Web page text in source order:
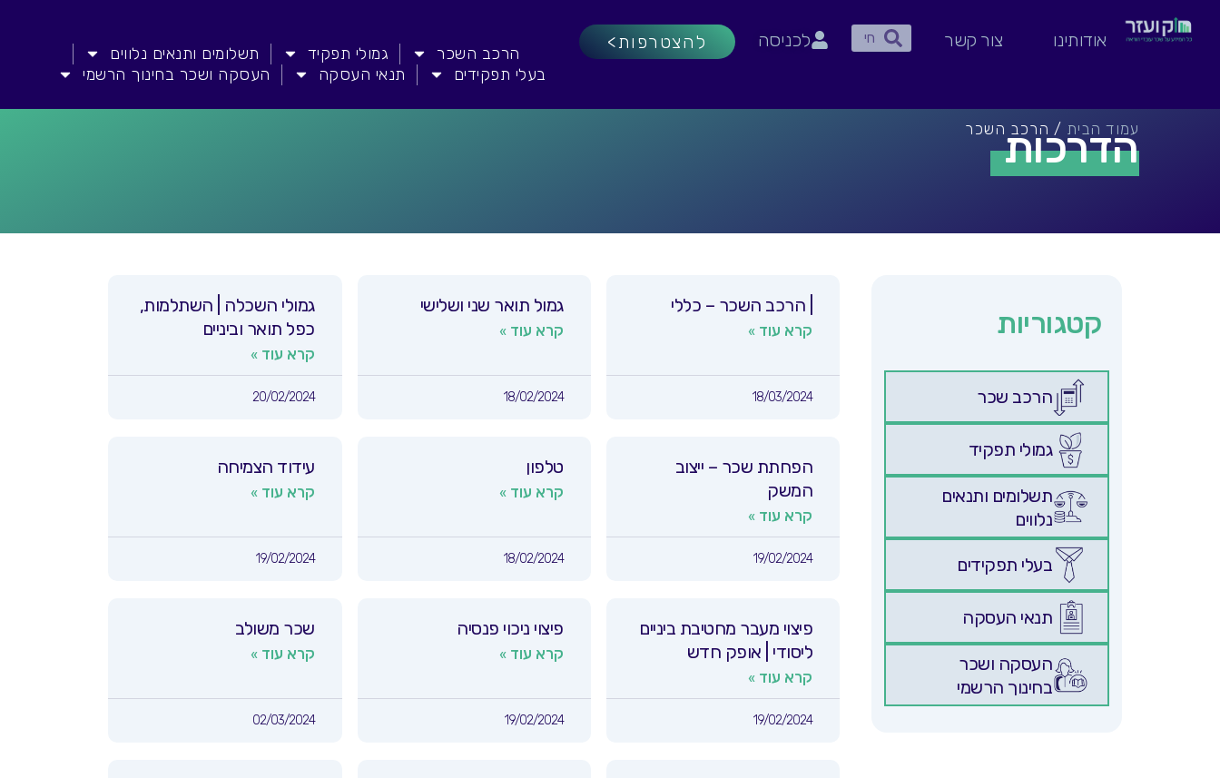
לתוכן
אודותינו צור קשר חיפושחיפוש לכניסה להצטרפות>
הרכב השכר גמולי תפקיד
תשלומים ותנאים נלווים
בעלי תפקידים
תנאי העסקה העסקה ושכר בחינוך הרשמי
עמוד הבית / הרכב השכר
הדרכות
קטגוריות
הרכב שכר
גמולי תפקיד
תשלומים ותנאים
נלווים
בעלי תפקידים
תנאי העסקה
העסקה ושכר
בחינוך הרשמי
| הרכב השכר – כללי
קרא עוד »
18/03/2024
גמול תואר שני ושלישי
קרא עוד »
18/02/2024
גמולי השכלה | השתלמות,
כפל תואר וביניים
קרא עוד »
20/02/2024
הפחתת שכר – ייצוב
המשק
קרא עוד »
19/02/2024
טלפון
קרא עוד »
18/02/2024
עידוד הצמיחה
קרא עוד »
19/02/2024
פיצוי מעבר מחטיבת ביניים
ליסודי | אופק חדש
קרא עוד »
19/02/2024
פיצוי ניכוי פנסיה
קרא עוד »
19/02/2024
שכר משולב
קרא עוד »
02/03/2024
הרכב
כללי